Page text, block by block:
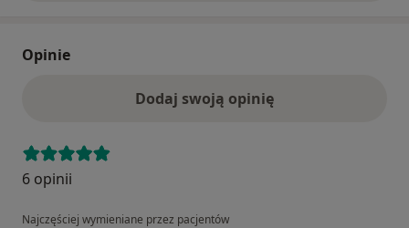
Opinie
Dodaj swoją opinię
6 opinii
Najczęściej wymieniane przez pacjentów